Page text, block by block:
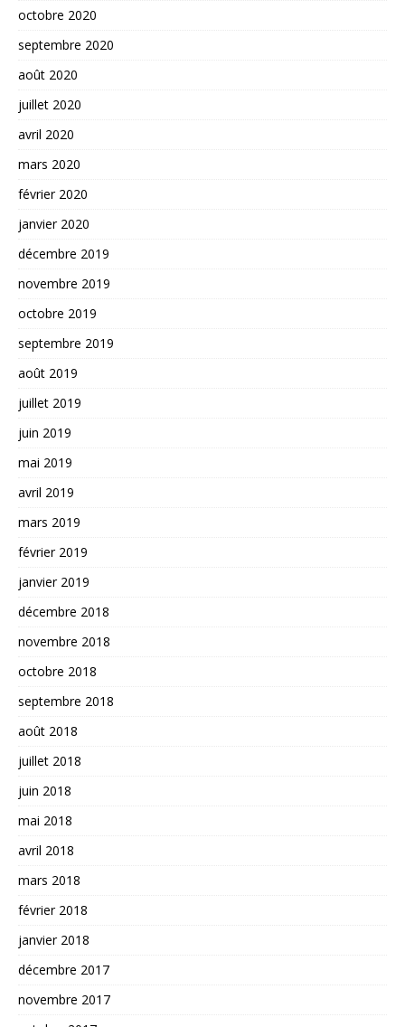
octobre 2020
septembre 2020
août 2020
juillet 2020
avril 2020
mars 2020
février 2020
janvier 2020
décembre 2019
novembre 2019
octobre 2019
septembre 2019
août 2019
juillet 2019
juin 2019
mai 2019
avril 2019
mars 2019
février 2019
janvier 2019
décembre 2018
novembre 2018
octobre 2018
septembre 2018
août 2018
juillet 2018
juin 2018
mai 2018
avril 2018
mars 2018
février 2018
janvier 2018
décembre 2017
novembre 2017